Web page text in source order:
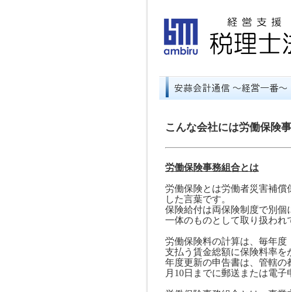
こんな会社には労働保険
労働保険事務組合とは
労働保険とは労働者災害補償
した言葉です。
保険給付は両保険制度で別
一体のものとして取り扱われ
労働保険料の計算は、毎年度
支払う賃金総額に保険料率を
年度更新の申告書は、管轄
月 10日までに郵送または電子